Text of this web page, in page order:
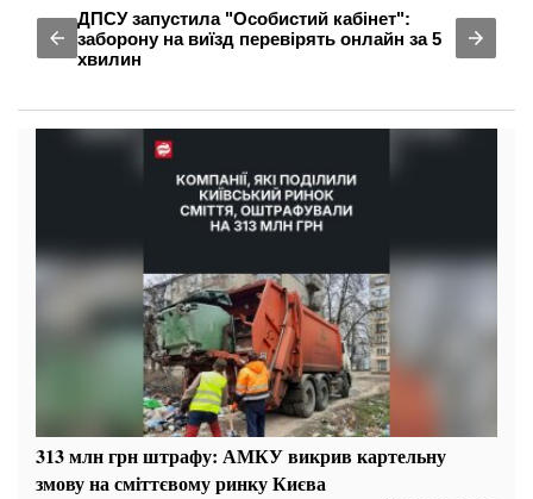
ДПСУ запустила "Особистий кабінет":
заборону на виїзд перевірять онлайн за 5
хвилин
313 млн грн штрафу: АМКУ викрив картельну
змову на сміттєвому ринку Києва